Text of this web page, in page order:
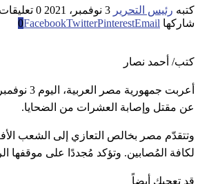
كتبه رئيس التحرير 3 نوفمبر، 2021
0 تعليقات
شاركها
0FacebookTwitterPinterestEmail
كتب/ أحمد نصار
أعربت
عن مقتل وإصابة العشرات من الضحايا.
وتتقدّم مصر بخالص التعازي إلى الشعب
لكافة المُصابين. وتؤكد مُجددًا على
قد تعجبك أيضاً